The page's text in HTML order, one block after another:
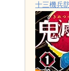
十三機兵